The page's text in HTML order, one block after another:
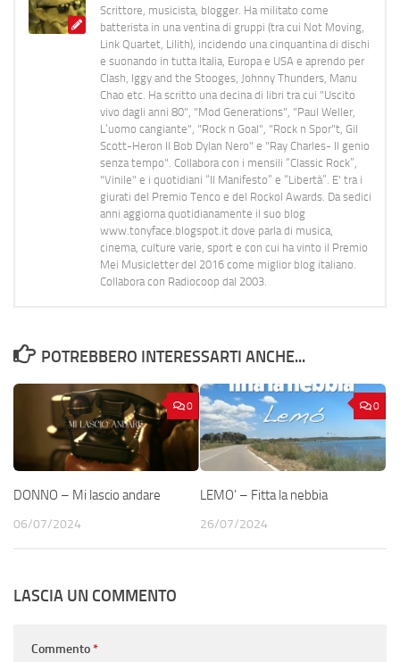
Scrittore, musicista, blogger. Ha militato come
batterista in una ventina di gruppi (tra cui Not Moving,
Link Quartet, Lilith), incidendo una cinquantina di dischi
e suonando in tutta Italia, Europa e USA e aprendo per
Clash, Iggy and the Stooges, Johnny Thunders, Manu
Chao etc. Ha scritto una decina di libri tra cui "Uscito
vivo dagli anni 80", "Mod Generations", "Paul Weller,
L’uomo cangiante", "Rock n Goal", "Rock n Spor"t, Gil
Scott-Heron Il Bob Dylan Nero" e "Ray Charles- Il genio
senza tempo". Collabora con i mensili “Classic Rock”,
"Vinile" e i quotidiani “Il Manifesto” e “Libertà”. E' tra i
giurati del Premio Tenco e del Rockol Awards. Da sedici
anni aggiorna quotidianamente il suo blog
www.tonyface.blogspot.it dove parla di musica,
cinema, culture varie, sport e con cui ha vinto il Premio
Mei Musicletter del 2016 come miglior blog italiano.
Collabora con Radiocoop dal 2003.
POTREBBERO INTERESSARTI ANCHE...
0
DONNO – Mi lascio andare
06/07/2024
0
LEMO’ – Fitta la nebbia
26/07/2024
LASCIA UN COMMENTO
Commento*